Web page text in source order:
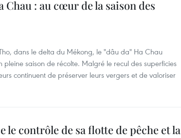
Chau : au cœur de la saison des
dans le delta du Mékong, le "dâu da" Ha Chau
pleine saison de récolte. Malgré le recul des superficies
continuent de préserver leurs vergers et de valoriser
le contrôle de sa flotte de pêche et la